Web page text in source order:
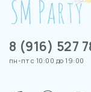
8 (916) 527
пн-пт с 10:00 до 19:00